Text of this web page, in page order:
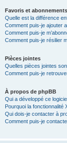
Favoris et abonnements
Quelle est la différence
Comment puis-je ajouter
Comment puis-je
Comment puis-je résilier
Pièces jointes
Quelles pièces jointes
Comment puis-je
À propos de phpBB
Qui a développé ce
Pourquoi la fonctionnalité
Qui dois-je contacter à
Comment puis-je